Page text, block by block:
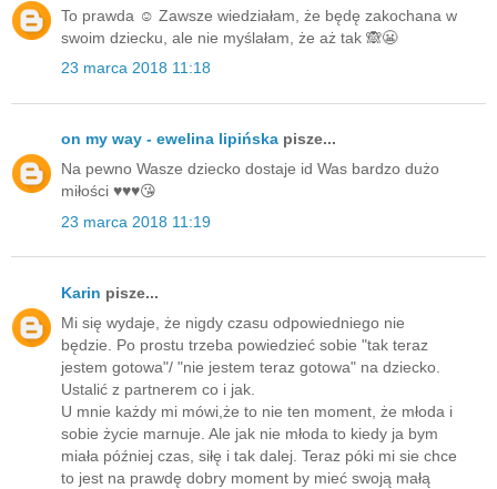
To prawda ☺️ Zawsze wiedziałam, że będę zakochana w
swoim dziecku, ale nie myślałam, że aż tak 🙈😬
23 marca 2018 11:18
on my way - ewelina lipińska pisze...
Na pewno Wasze dziecko dostaje id Was bardzo dużo
miłości ♥️♥️♥️😘
23 marca 2018 11:19
Karin pisze...
Mi się wydaje, że nigdy czasu odpowiedniego nie
będzie. Po prostu trzeba powiedzieć sobie "tak teraz
jestem gotowa"/ "nie jestem teraz gotowa" na dziecko.
Ustalić z partnerem co i jak.
U mnie każdy mi mówi,że to nie ten moment, że młoda i
sobie życie marnuje. Ale jak nie młoda to kiedy ja bym
miała później czas, siłę i tak dalej. Teraz póki mi sie chce
to jest na prawdę dobry moment by mieć swoją małą